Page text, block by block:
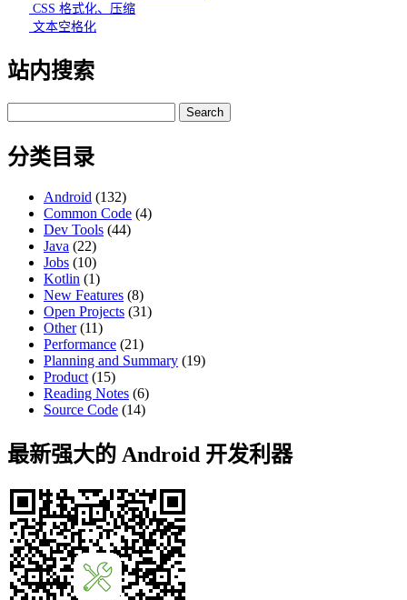
CSS 格式化、压缩
文本空格化
站内搜索
for:
分类目录
Android (132)
Common Code (4)
Dev Tools (44)
Java (22)
Jobs (10)
Kotlin (1)
New Features (8)
Open Projects (31)
Other(11)
Performance (21)
Planning and Summary (19)
Product (15)
Reading Notes (6)
Source Code (14)
最新强大的 Android 开发利器